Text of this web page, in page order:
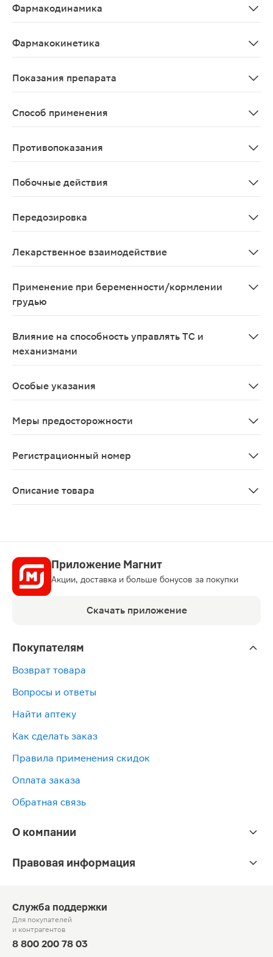
Фармакодинамика
Фармакокинетика
Показания препарата
Способ применения
Противопоказания
Побочные действия
Передозировка
Лекарственное взаимодействие
Применение при беременности/кормлении
грудью
Влияние на способность управлять ТС и
механизмами
Особые указания
Меры предосторожности
Регистрационный номер
Описание товара
Приложение Магнит
Акции, доставка и больше бонусов за покупки
Скачать приложение
Покупателям
Возврат товара
Вопросы и ответы
Найти аптеку
Как сделать заказ
Правила применения скидок
Оплата заказа
Обратная связь
О компании
Правовая информация
Служба поддержки
Для покупателей
и контрагентов
8 800 200 78 03